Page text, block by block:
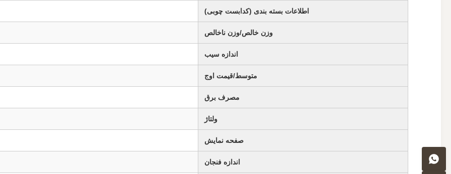
اطلاعات بسته بندی (کدابست چوبی)
وزن خالص/وزن ناخالص
اندازه سیب
متوسط/قیمت اوج
مصرف برق
ولتاژ
صفحه نمایش
اندازه فنجان